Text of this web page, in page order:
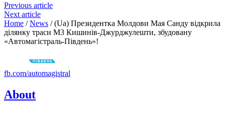
Previous article
Next article
Home / News / (Ua) Президентка Молдови Мая Санду відкрила
ділянку траси М3 Кишинів-Джурджулешти, збудовану
«Автомагістраль-Південь»!
fb.com/automagistral
About